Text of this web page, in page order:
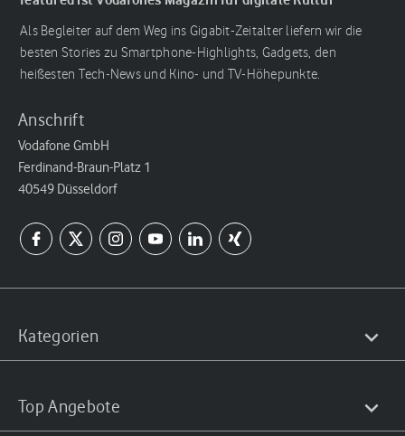
Als Begleiter auf dem Weg ins Gigabit-Zeitalter liefern wir die
besten Stories zu Smartphone-Highlights, Gadgets, den
heißesten Tech-News und Kino- und TV-Höhepunkte.
Anschrift
Vodafone GmbH
Ferdinand-Braun-Platz 1
40549 Düsseldorf
Kategorien
Top Angebote